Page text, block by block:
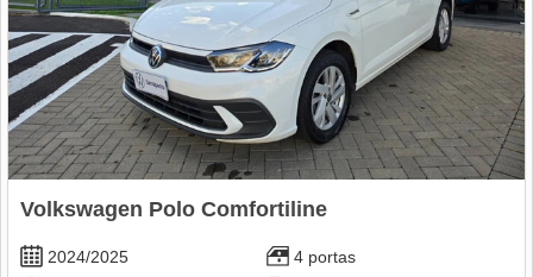
Volkswagen Polo Comfortiline
2024/2025
4 portas